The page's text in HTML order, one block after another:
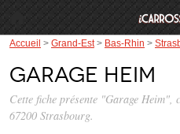
Accueil > Grand-Est> Bas-Rhin >
Garage Heim
Cette fiche présente "Garage Heim",
67200 Strasbourg.